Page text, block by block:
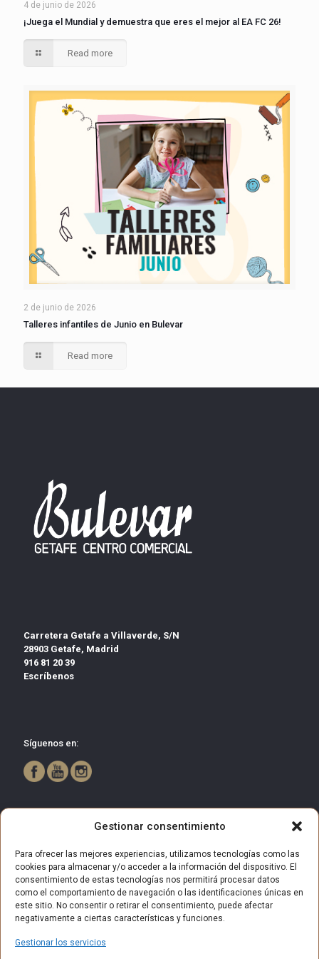
Gestionar consentimiento
Para ofrecer las mejores experiencias, utilizamos tecnologías como las
cookies para almacenar y/o acceder a la información del dispositivo. El
consentimiento de estas tecnologías nos permitirá procesar datos
como el comportamiento de navegación o las identificaciones únicas en
este sitio. No consentir o retirar el consentimiento, puede afectar
negativamente a ciertas características y funciones.
Gestionar los servicios
4 de junio de 2026
¡Juega el Mundial y demuestra que eres el mejor al EA FC 26!
Read more
2 de junio de 2026
Talleres infantiles de Junio en Bulevar
Read more
Carretera Getafe a Villaverde, S/N
28903 Getafe, Madrid
916 81 20 39
Escríbenos
Síguenos en: